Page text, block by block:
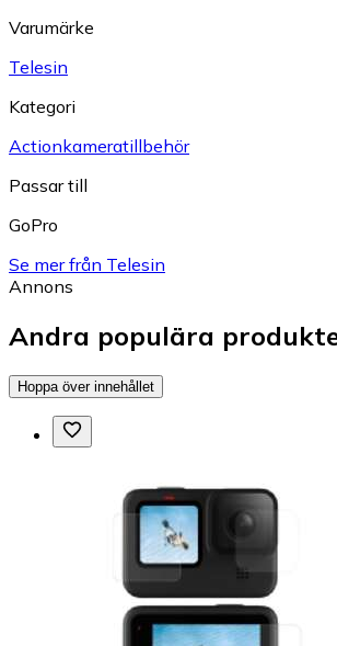
Varumärke
Telesin
Kategori
Actionkameratillbehör
Passar till
GoPro
Se mer från Telesin
Annons
Andra populära
Hoppa över innehållet